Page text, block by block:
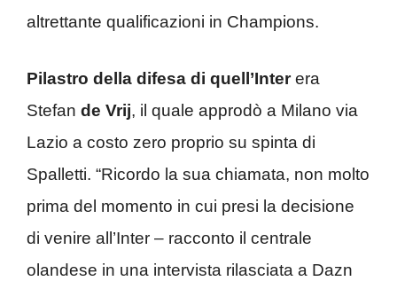
altrettante qualificazioni in Champions.
Pilastro della difesa di quell’Interera
Stefan de Vrij, il quale approdò a Milano via
Lazio a costo zero proprio su spinta di
Spalletti. “Ricordo la sua chiamata, non molto
prima del momento in cui presi la decisione
di venire all’Inter – racconto il centrale
olandese in una intervista rilasciata a Dazn